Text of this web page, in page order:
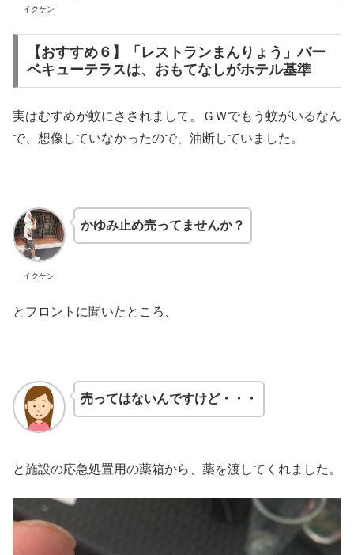
イクケン
【おすすめ６】「レストランまんりょう」バー
ベキューテラスは、おもてなしがホテル基準
実はむすめが蚊にさされまして。ＧＷでもう蚊がいるなん
で、想像していなかったので、油断していました。
イクケン
かゆみ止め売ってませんか？
とフロントに聞いたところ、
売ってはないんですけど・・・
と施設の応急処置用の薬箱から、薬を渡してくれました。